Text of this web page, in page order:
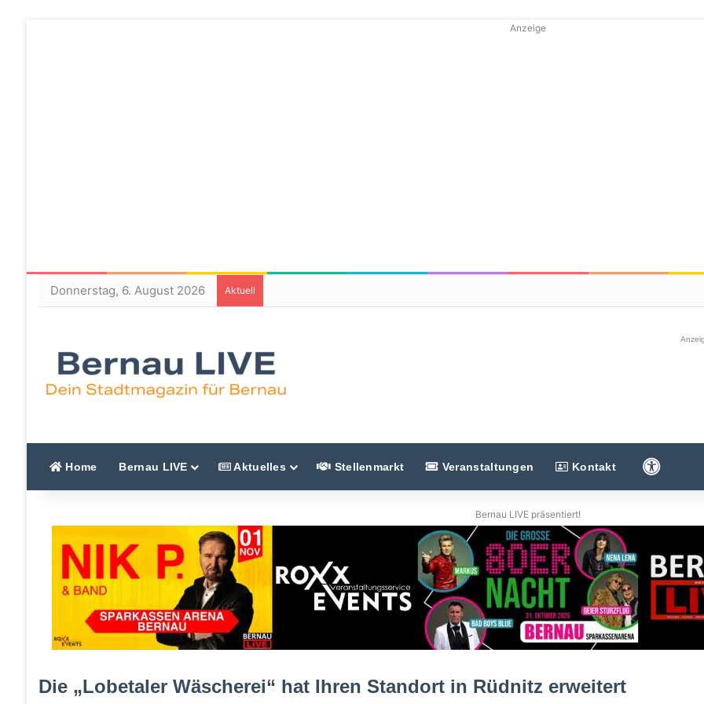
Anzeige
Donnerstag, 6. August 2026 Aktuell
Home Bernau LIVE Aktuelles Stellenmarkt Veranstaltungen Kontakt
Bernau LIVE präsentiert!
Die „Lobetaler Wäscherei“ hat Ihren Standort in Rüdnitz erweitert